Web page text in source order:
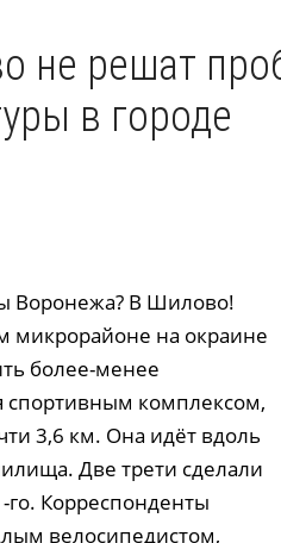
не решат
в городе
Воронежа? В Шилово!
микрорайоне на окраине
более-менее
спортивным комплексом,
3,6 км. Она идёт вдоль
Две трети сделали
Корреспонденты
велосипедистом,